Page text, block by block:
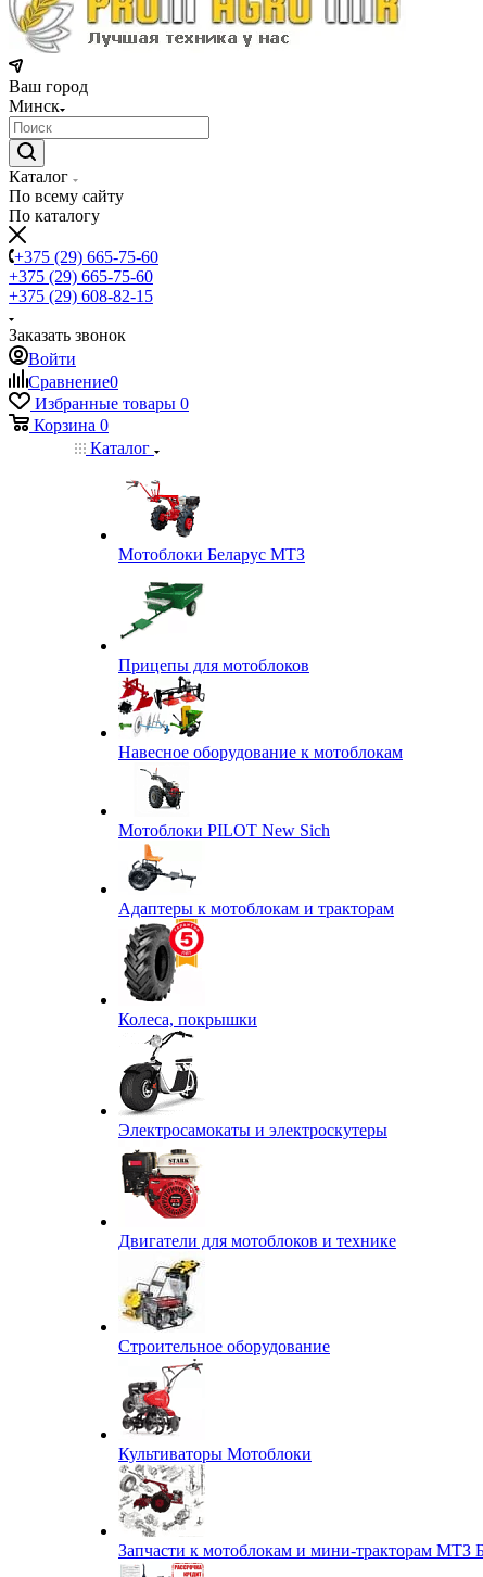
Ваш город
Минск
Каталог
По всему сайту
По каталогу
+375 (29) 665-75-60
+375 (29) 665-75-60
+375 (29) 608-82-15
Заказать звонок
Войти
Сравнение0
Избранные товары 0
Корзина 0
Каталог
Мотоблоки Беларус МТЗ
Прицепы для мотоблоков
Навесное оборудование к мотоблокам
Мотоблоки PILOT New Sich
Адаптеры к мотоблокам и тракторам
Колеса, покрышки
Электросамокаты и электроскутеры
Двигатели для мотоблоков и технике
Строительное оборудование
Культиваторы Мотоблоки
Запчасти к мотоблокам и мини-тракторам МТЗ